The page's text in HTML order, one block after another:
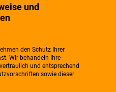
und
den Schutz Ihrer
Wir behandeln Ihre
und entsprechend
sowie dieser